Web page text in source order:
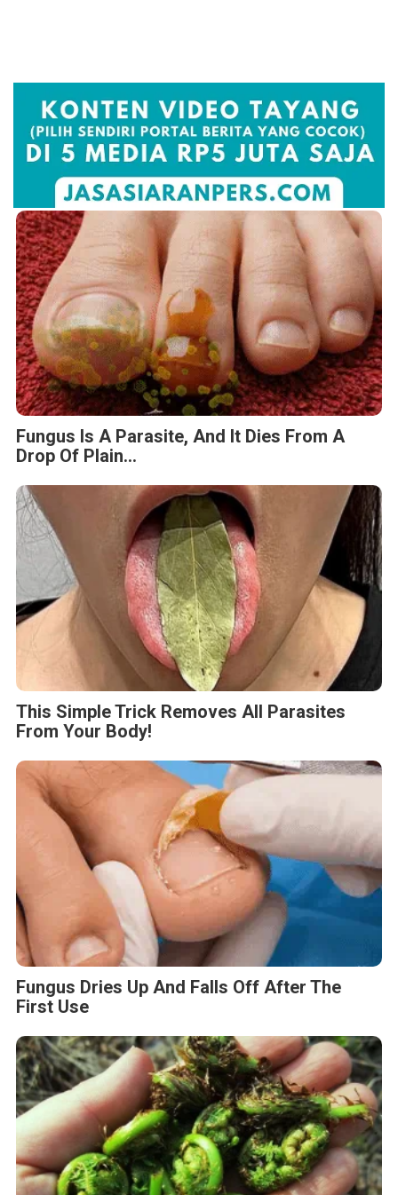
Fungus Is A Parasite, And It Dies From A
Drop Of Plain...
This Simple Trick Removes All Parasites
From Your Body!
Fungus Dries Up And Falls Off After The
First Use